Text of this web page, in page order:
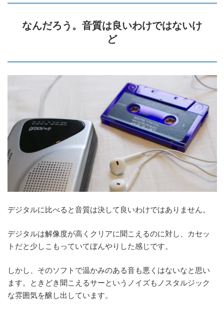
なんだろう。音質は良いわけではないけ
ど
デジタルに比べると音質は決して良いわけではありません。
デジタルは解像度が高くクリアに聞こえるのに対し、カセッ
トだと少しこもっていてぼんやりした感じです。
しかし、そのソフトで温かみのある音も悪くはないなと思い
ます。ときどき聞こえるサーというノイズもノスタルジック
な雰囲気を醸し出しています。